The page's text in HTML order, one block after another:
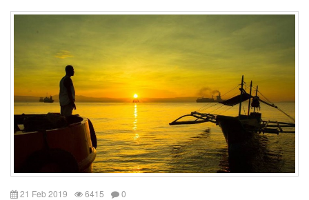
21 Feb 2019 6415 0